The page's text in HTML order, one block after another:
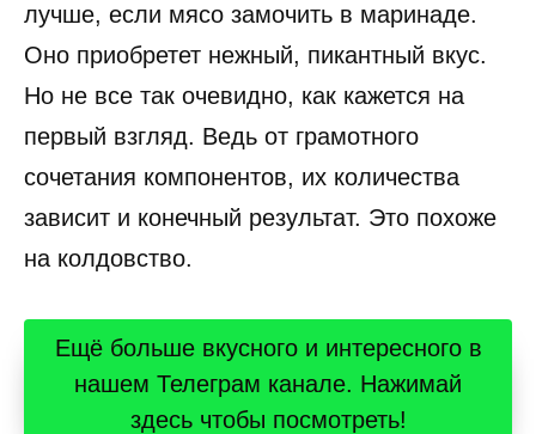
лучше, если мясо замочить в маринаде.
Оно приобретет нежный, пикантный вкус.
Но не все так очевидно, как кажется на
первый взгляд. Ведь от грамотного
сочетания компонентов, их количества
зависит и конечный результат. Это похоже
на колдовство.
Ещё больше вкусного и интересного в
нашем Телеграм канале. Нажимай
здесь чтобы посмотреть!